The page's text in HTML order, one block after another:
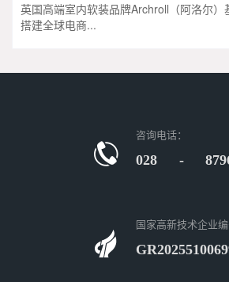
英国高端室内软装品牌Archroll（阿洛尔
搭建全球电商...
咨询电话：
028 -
国家高新技术企业编